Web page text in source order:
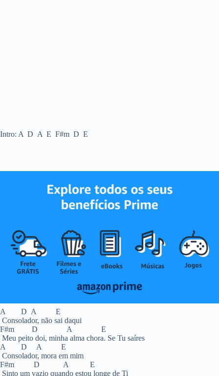
Intro: A D A E F#m D E
A D A E
Consolador, não sai daqui
F#m D A E
Meu peito doi, minha alma chora. Se Tu saíres
A D A E
Consolador, mora em mim
F#m D A E
Sinto um vazio quando estou longe de Ti